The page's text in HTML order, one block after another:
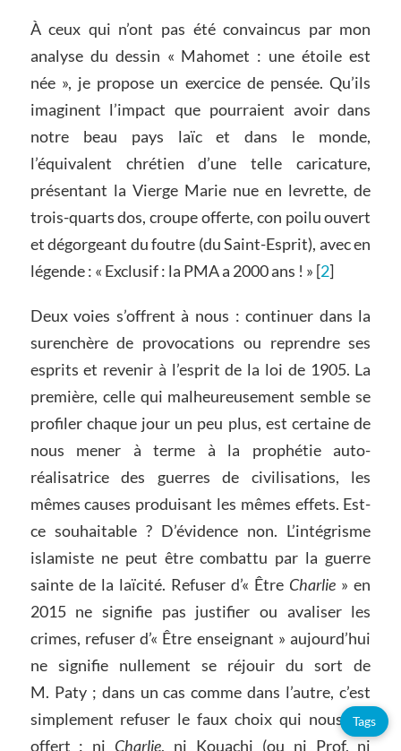
À ceux qui n’ont pas été convaincus par mon
analyse du dessin « Mahomet : une étoile est
née », je propose un exercice de pensée. Qu’ils
imaginent l’impact que pourraient avoir dans
notre beau pays laïc et dans le monde,
l’équivalent chrétien d’une telle caricature,
présentant la Vierge Marie nue en levrette, de
trois-quarts dos, croupe offerte, con poilu ouvert
et dégorgeant du foutre (du Saint-Esprit), avec en
légende : « Exclusif : la PMA a 2000 ans ! » [2]
Deux voies s’offrent à nous : continuer dans la
surenchère de provocations ou reprendre ses
esprits et revenir à l’esprit de la loi de 1905. La
première, celle qui malheureusement semble se
profiler chaque jour un peu plus, est certaine de
nous mener à terme à la prophétie auto-
réalisatrice des guerres de civilisations, les
mêmes causes produisant les mêmes effets. Est-
ce souhaitable ? D’évidence non. L’intégrisme
islamiste ne peut être combattu par la guerre
sainte de la laïcité. Refuser d’« Être Charlie » en
2015 ne signifie pas justifier ou avaliser les
crimes, refuser d’« Être enseignant » aujourd’hui
ne signifie nullement se réjouir du sort de
M. Paty ; dans un cas comme dans l’autre, c’est
simplement refuser le faux choix qui nous est
offert : ni Charlie, ni Kouachi (ou ni Prof, ni
Tags